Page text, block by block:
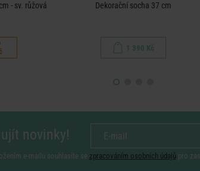
- sv. růžová Dekorační socha 37 cm
1 390 Kč
novinky!
e-mailu souhlasíte se zpracováním osobních údajů pro